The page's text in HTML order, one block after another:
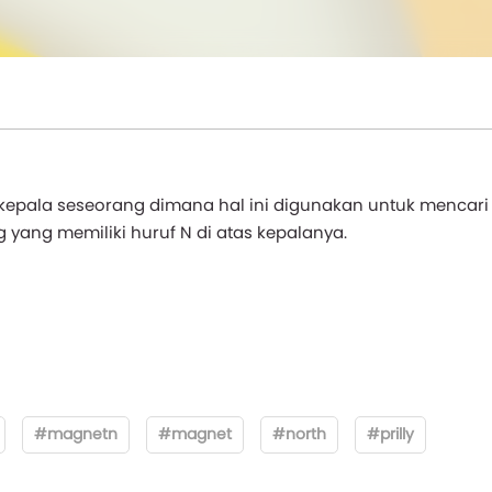
seseorang dimana hal ini digunakan untuk mencari
memiliki huruf N di atas kepalanya.
#magnetn #magnet #north #prilly